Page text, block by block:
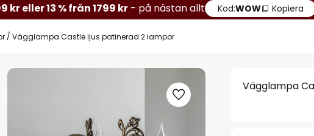
kr eller 13 % från 1799 kr - på nästan allt Kod:WOW Kopiera
Vägglampa Castle ljus patinerad 2 lampor
Vägglampa